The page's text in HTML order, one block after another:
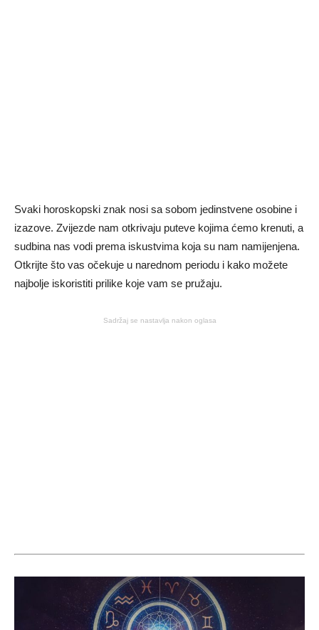
Svaki horoskopski znak nosi sa sobom jedinstvene osobine i
izazove. Zvijezde nam otkrivaju puteve kojima ćemo krenuti, a
sudbina nas vodi prema iskustvima koja su nam namijenjena.
Otkrijte što vas očekuje u narednom periodu i kako možete
najbolje iskoristiti prilike koje vam se pružaju.
Sadržaj se nastavlja nakon oglasa